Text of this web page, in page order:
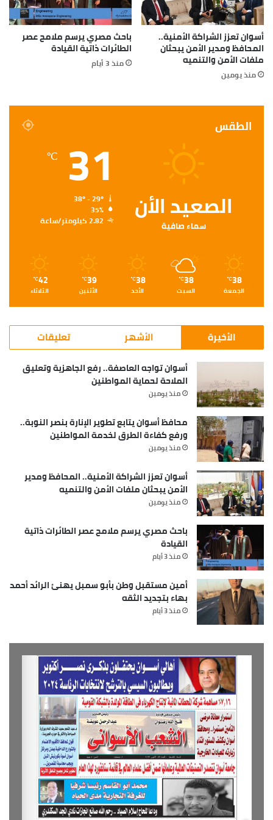
أسوان تعزز الشراكة الأمنية..
المحافظ ومدير الأمن يبحثان
ملفات الأمن والتنميه
منذ يومين
باحث مصري يرسم ملامح عصر
الطائرات ذاتية القيادة
منذ 3 أيام
الطقس
الصعيد الأن
سماء صافية
31
℃
35%
2.82 كيلومتر/ساعة
38
℃
الجمعة
38
℃
السبت
38
℃
الأحد
39
℃
الأثنين
42
℃
الثلاثاء
الأخيرة الأشهر تعليقات
أسوان تواجه العاصفة.. رفع الجاهزية وتعليق
الملاحة لحماية المواطنين
منذ يومين
محافظ أسوان يتابع تطوير الإنارة بنصر النوبة..
ورفع كفاءة الطرق لخدمة المواطنين
منذ يومين
أسوان تعزز الشراكة الأمنية.. المحافظ ومدير
الأمن يبحثان ملفات الأمن والتنميه
منذ يومين
باحث مصري يرسم ملامح عصر الطائرات ذاتية
القيادة
منذ 3 أيام
أمين مستقبل وطن بأبو سمبل يهنئ الرائد أحمد
بهاء بتجديد الثقه
منذ 3 أيام